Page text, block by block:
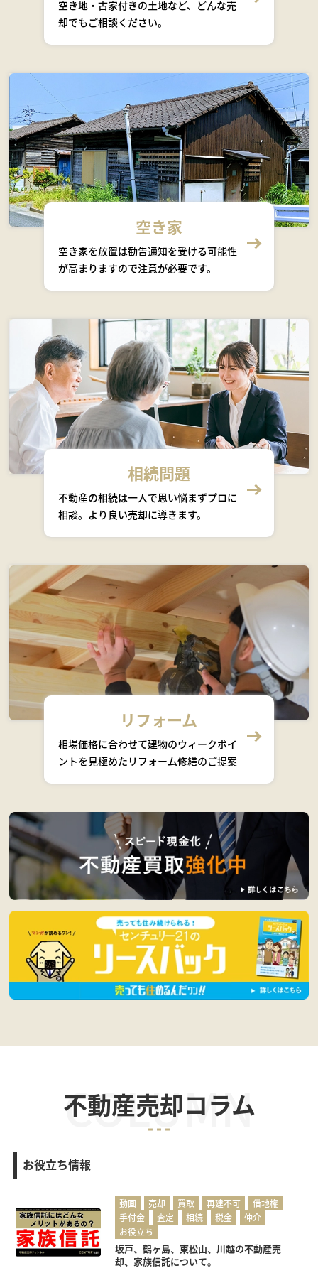
空き地・古家付きの土地など、どんな売
却でもご相談ください。
空き家
空き家を放置は勧告通知を受ける可能性
が高まりますので注意が必要です。
相続問題
不動産の相続は一人で思い悩まずプロに
相談。より良い売却に導きます。
リフォーム
相場価格に合わせて建物のウィークポイ
ントを見極めたリフォーム修繕のご提案
不動産売却コラム
COLUMN
お役立ち情報